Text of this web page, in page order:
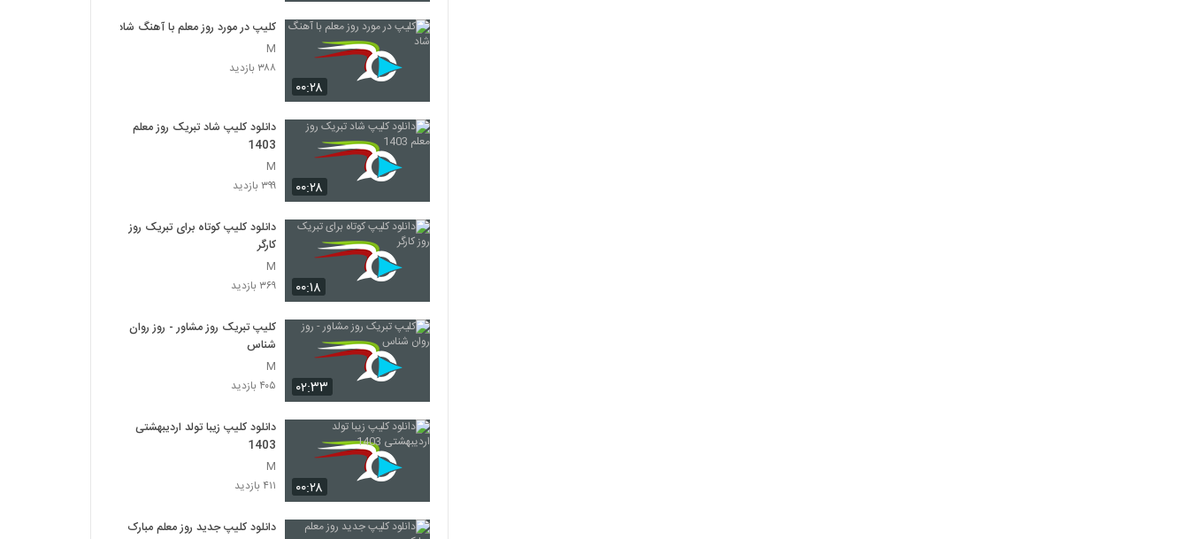
۰۰:۲۸
کلیپ در مورد روز معلم با آهنگ شاد
M
۳۸۸ بازدید
۰۰:۲۸
دانلود کلیپ شاد تبریک روز معلم
1403
M
۳۹۹ بازدید
۰۰:۱۸
دانلود کلیپ کوتاه برای تبریک روز
کارگر
M
۳۶۹ بازدید
۰۲:۳۳
کلیپ تبریک روز مشاور - روز روان
شناس
M
۴۰۵ بازدید
۰۰:۲۸
دانلود کلیپ زیبا تولد اردیبهشتی
1403
M
۴۱۱ بازدید
دانلود کلیپ جدید روز معلم مبارک